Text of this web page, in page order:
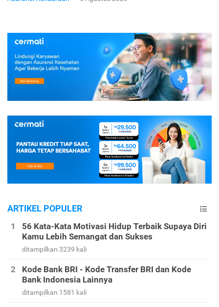
ARTIKEL POPULER
56 Kata-Kata Motivasi Hidup Terbaik Supaya Diri
Kamu Lebih Semangat dan Sukses
ditampilkan 3239 kali
Kode Bank BRI - Kode Transfer BRI dan Kode
Bank Indonesia Lainnya
ditampilkan 1581 kali